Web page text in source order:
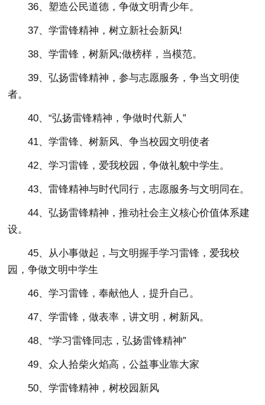
36、塑造公民道德，争做文明青少年。
37、学雷锋精神，树立新社会新风!
38、学雷锋，树新风;做榜样，当模范。
39、弘扬雷锋精神，参与志愿服务，争当文明使
者。
40、“弘扬雷锋精神，争做时代新人”
41、学雷锋、树新风、争当校园文明使者
42、学习雷锋，爱我校园，争做礼貌中学生。
43、雷锋精神与时代同行，志愿服务与文明同在。
44、弘扬雷锋精神，推动社会主义核心价值体系建
设。
45、从小事做起，与文明握手学习雷锋，爱我校
园，争做文明中学生
46、学习雷锋，奉献他人，提升自己。
47、学雷锋，做表率，讲文明，树新风。
48、“学习雷锋同志，弘扬雷锋精神”
49、众人拾柴火焰高，公益事业靠大家
50、学雷锋精神，树校园新风